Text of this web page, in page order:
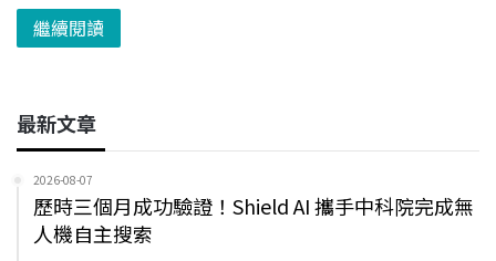
繼續閱讀
最新文章
2026-08-07
歷時三個月成功驗證！Shield AI 攜手中科院完成無
人機自主搜索